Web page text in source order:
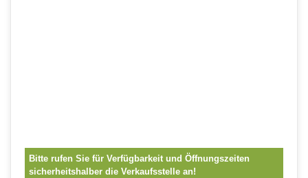
Bitte rufen Sie für Verfügbarkeit und Öffnungszeiten
sicherheitshalber die Verkaufsstelle an!